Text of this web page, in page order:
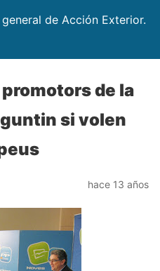
de Acción Exterior.
de la
si volen
hace 13 años